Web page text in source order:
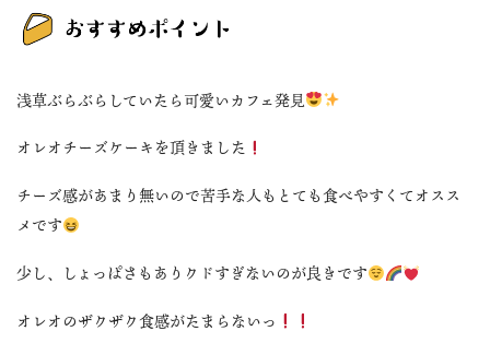
浅草ぶらぶらしていたら可愛いカフェ発見
オレオチーズケーキを頂きました
チーズ感があまり無いので苦手な人もとても食べやすくてオスス
メです
少し、しょっぱさもありクドすぎないのが良きです
オレオのザクザク食感がたまらないっ